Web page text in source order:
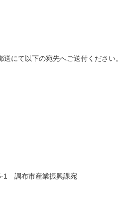
にて以下の宛先へご送付ください。
調布市産業振興課宛